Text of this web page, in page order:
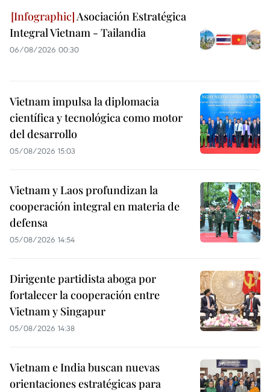
Asociación Estratégica
Integral Vietnam - Tailandia
06/08/2026 00:30
Vietnam impulsa la diplomacia
científica y tecnológica como motor
del desarrollo
05/08/2026 15:03
Vietnam y Laos profundizan la
cooperación integral en materia de
defensa
05/08/2026 14:54
Dirigente partidista aboga por
fortalecer la cooperación entre
Vietnam y Singapur
05/08/2026 14:38
Vietnam e India buscan nuevas
orientaciones estratégicas para